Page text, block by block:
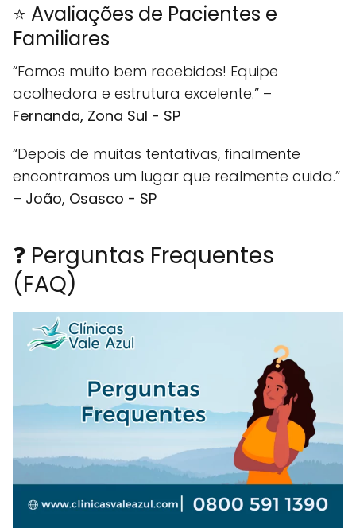
⭐ Avaliações de Pacientes e
Familiares
“Fomos muito bem recebidos! Equipe
acolhedora e estrutura excelente.” –
Fernanda, Zona Sul - SP
“Depois de muitas tentativas, finalmente
encontramos um lugar que realmente cuida.”
– João, Osasco - SP
❓ Perguntas Frequentes
(FAQ)